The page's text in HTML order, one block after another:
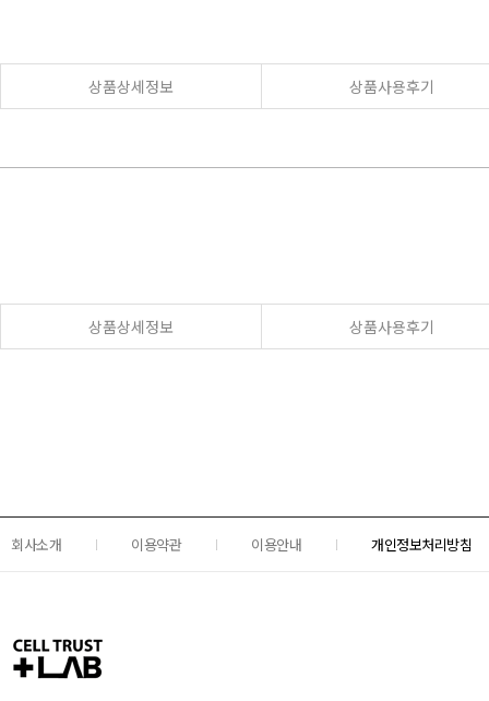
상품상세정보 상품사용후기
상품상세정보 상품사용후기
회사소개 이용약관 이용안내 개인정보처리방침